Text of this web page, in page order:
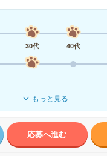
30代 40代
もっと見る
応募へ進む